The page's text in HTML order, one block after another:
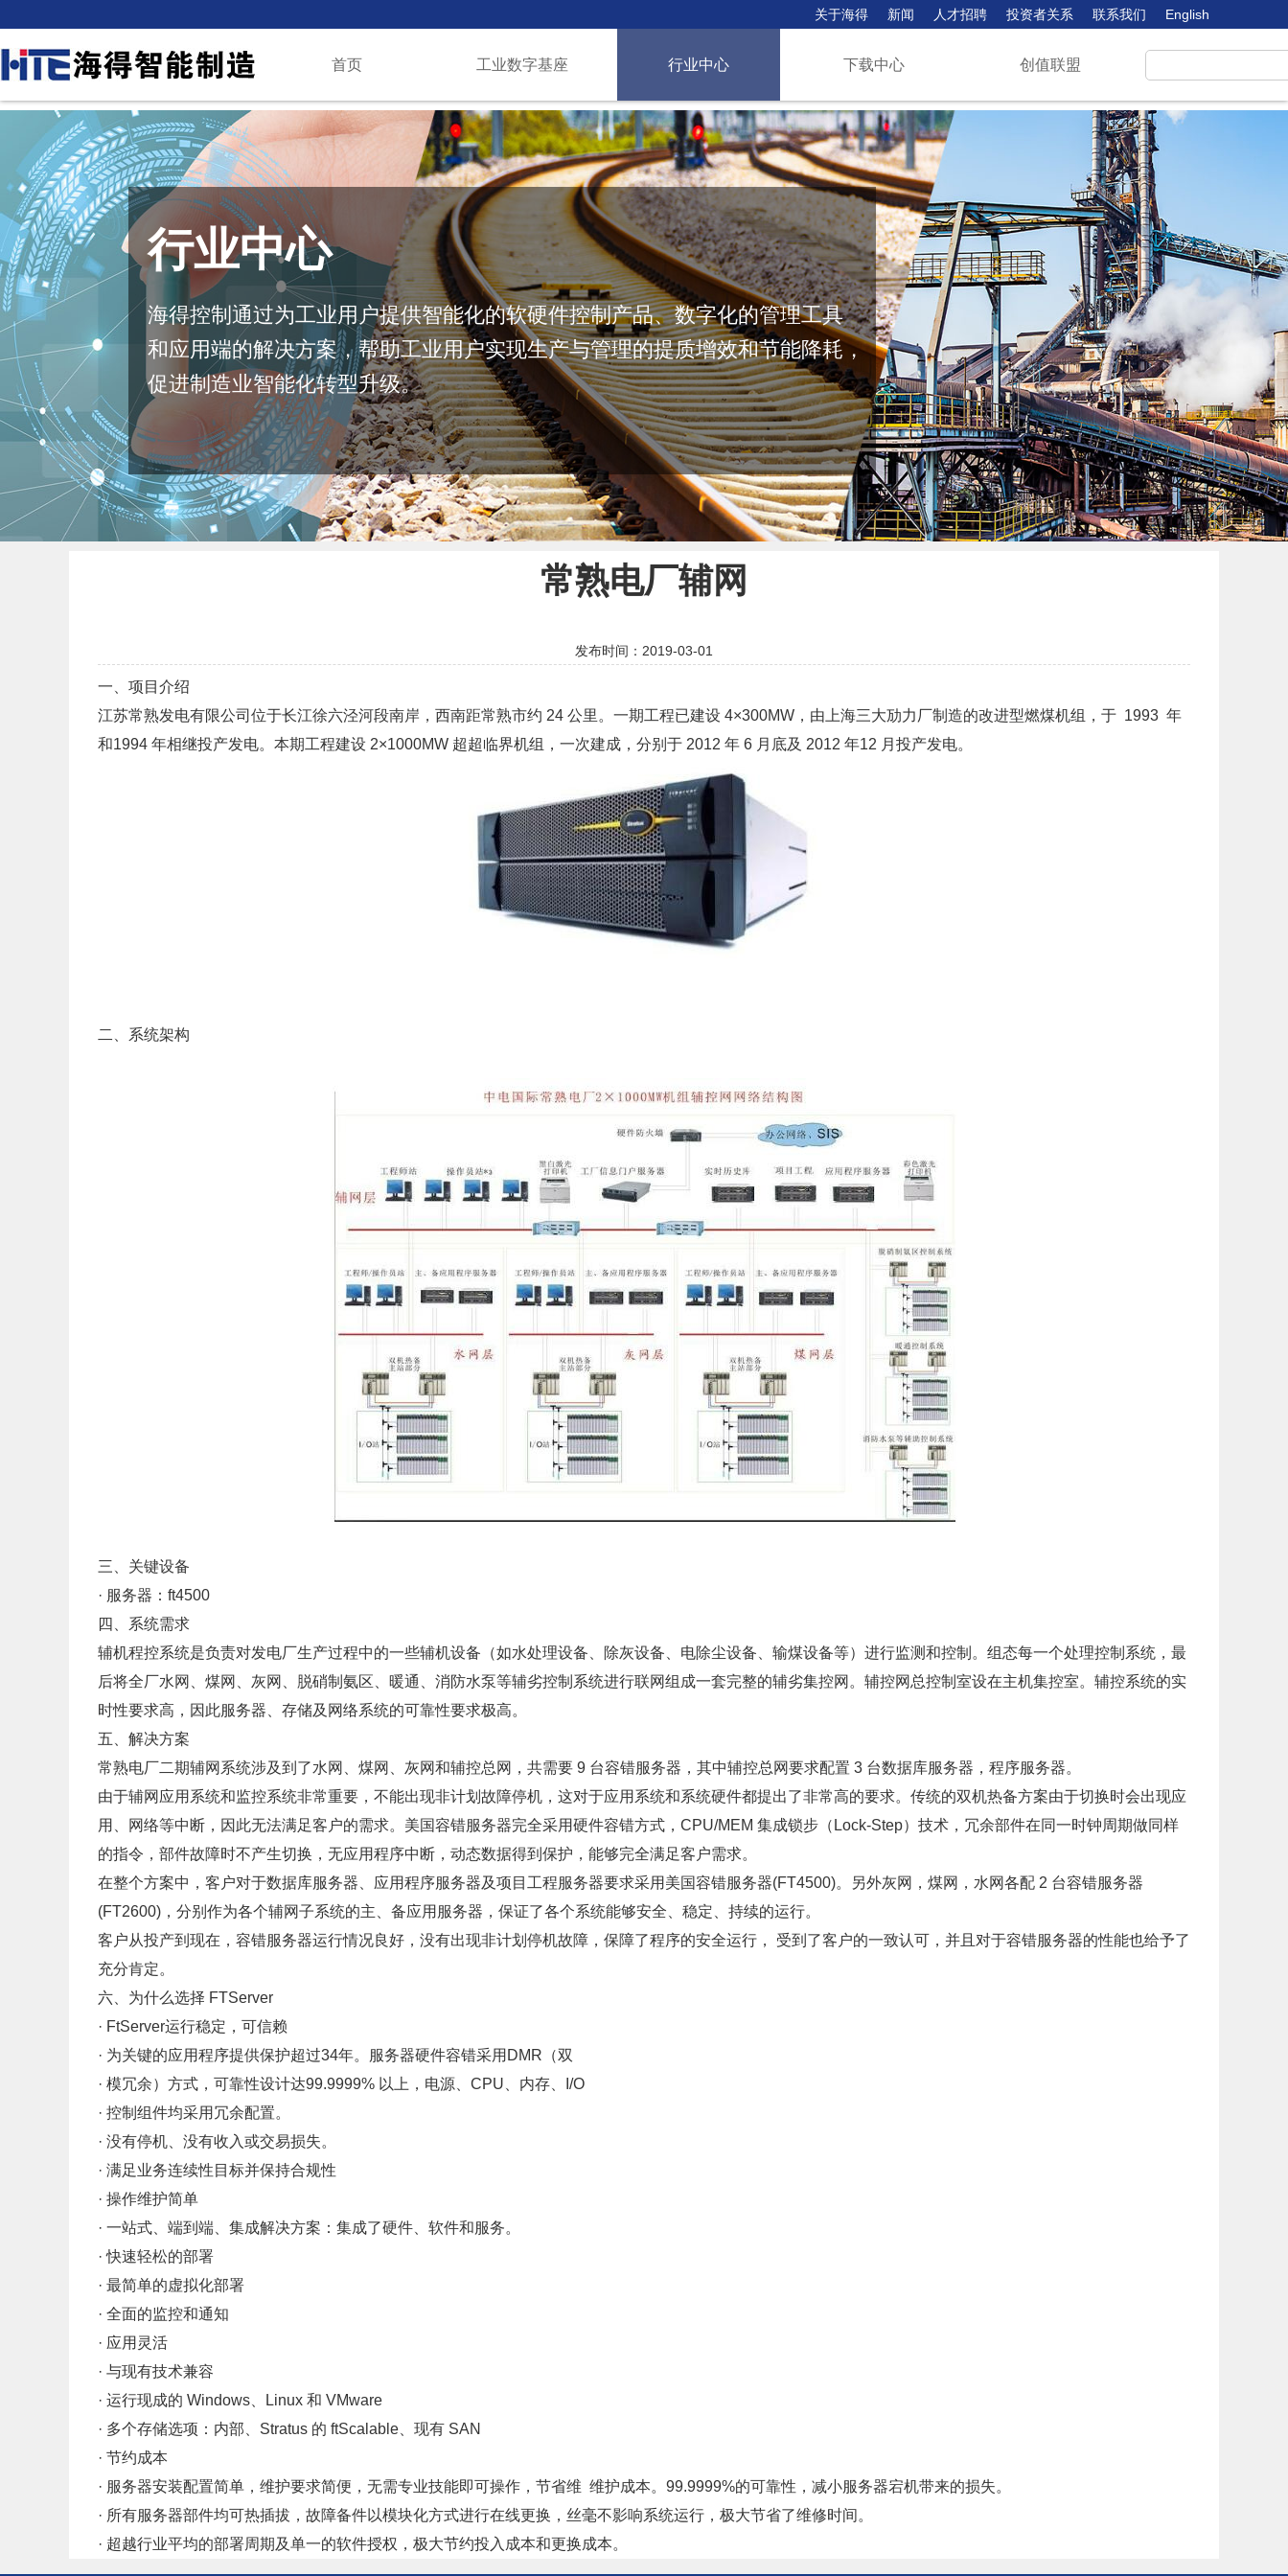
English
联系我们
投资者关系
人才招聘
新闻
关于海得
首页 工业数字基座 行业中心 下载中心 创值联盟
行业中心
海得控制通过为工业用户提供智能化的软硬件控制产品、数字化的管理工具
和应用端的解决方案，帮助工业用户实现生产与管理的提质增效和节能降耗，
促进制造业智能化转型升级。
常熟电厂辅网
发布时间：2019-03-01
一、项目介绍
江苏常熟发电有限公司位于长江徐六泾河段南岸，西南距常熟市约 24 公里。一期工程已建设 4×300MW，由上海三大劢力厂制造的改进型燃煤机组，于 1993 年
和1994 年相继投产发电。本期工程建设 2×1000MW 超超临界机组，一次建成，分别于 2012 年 6 月底及 2012 年12 月投产发电。
二、系统架构
三、关键设备
· 服务器：ft4500
四、系统需求
辅机程控系统是负责对发电厂生产过程中的一些辅机设备（如水处理设备、除灰设备、电除尘设备、输煤设备等）进行监测和控制。组态每一个处理控制系统，最
后将全厂水网、煤网、灰网、脱硝制氨区、暖通、消防水泵等辅劣控制系统进行联网组成一套完整的辅劣集控网。辅控网总控制室设在主机集控室。辅控系统的实
时性要求高，因此服务器、存储及网络系统的可靠性要求极高。
五、解决方案
常熟电厂二期辅网系统涉及到了水网、煤网、灰网和辅控总网，共需要 9 台容错服务器，其中辅控总网要求配置 3 台数据库服务器，程序服务器。
由于辅网应用系统和监控系统非常重要，不能出现非计划故障停机，这对于应用系统和系统硬件都提出了非常高的要求。传统的双机热备方案由于切换时会出现应
用、网络等中断，因此无法满足客户的需求。美国容错服务器完全采用硬件容错方式，CPU/MEM 集成锁步（Lock-Step）技术，冗余部件在同一时钟周期做同样
的指令，部件故障时不产生切换，无应用程序中断，动态数据得到保护，能够完全满足客户需求。
在整个方案中，客户对于数据库服务器、应用程序服务器及项目工程服务器要求采用美国容错服务器(FT4500)。另外灰网，煤网，水网各配 2 台容错服务器
(FT2600)，分别作为各个辅网子系统的主、备应用服务器，保证了各个系统能够安全、稳定、持续的运行。
客户从投产到现在，容错服务器运行情况良好，没有出现非计划停机故障，保障了程序的安全运行， 受到了客户的一致认可，并且对于容错服务器的性能也给予了
充分肯定。
六、为什么选择 FTServer
· FtServer运行稳定，可信赖
· 为关键的应用程序提供保护超过34年。服务器硬件容错采用DMR（双
· 模冗余）方式，可靠性设计达99.9999% 以上，电源、CPU、内存、I/O
· 控制组件均采用冗余配置。
· 没有停机、没有收入或交易损失。
· 满足业务连续性目标并保持合规性
· 操作维护简单
· 一站式、端到端、集成解决方案：集成了硬件、软件和服务。
· 快速轻松的部署
· 最简单的虚拟化部署
· 全面的监控和通知
· 应用灵活
· 与现有技术兼容
· 运行现成的 Windows、Linux 和 VMware
· 多个存储选项：内部、Stratus 的 ftScalable、现有 SAN
· 节约成本
· 服务器安装配置简单，维护要求简便，无需专业技能即可操作，节省维 维护成本。99.9999%的可靠性，减小服务器宕机带来的损失。
· 所有服务器部件均可热插拔，故障备件以模块化方式进行在线更换，丝毫不影响系统运行，极大节省了维修时间。
· 超越行业平均的部署周期及单一的软件授权，极大节约投入成本和更换成本。